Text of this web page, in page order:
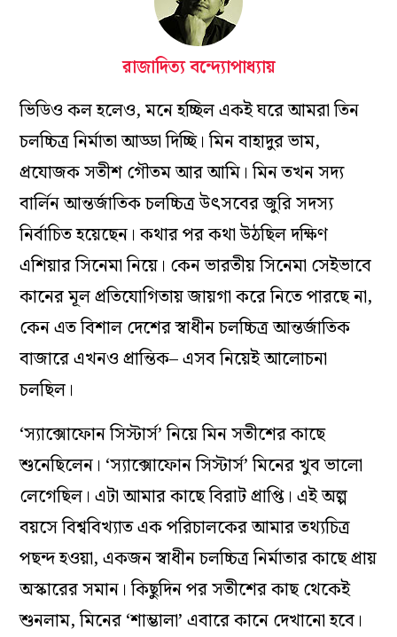
রাজাদিত্য বন্দ্যোপাধ্যায়
ভিডিও কল হলেও, মনে হচ্ছিল একই ঘরে আমরা তিন
চলচ্চিত্র নির্মাতা আড্ডা দিচ্ছি। মিন বাহাদুর ভাম,
প্রযোজক সতীশ গৌতম আর আমি। মিন তখন সদ্য
বার্লিন আন্তর্জাতিক চলচ্চিত্র উৎসবের জুরি সদস্য
নির্বাচিত হয়েছেন। কথার পর কথা উঠছিল দক্ষিণ
এশিয়ার সিনেমা নিয়ে। কেন ভারতীয় সিনেমা সেইভাবে
কানের মূল প্রতিযোগিতায় জায়গা করে নিতে পারছে না,
কেন এত বিশাল দেশের স্বাধীন চলচ্চিত্র আন্তর্জাতিক
বাজারে এখনও প্রান্তিক– এসব নিয়েই আলোচনা
চলছিল।
‘স্যাক্সোফোন সিস্টার্স’ নিয়ে মিন সতীশের কাছে
শুনেছিলেন। ‘স্যাক্সোফোন সিস্টার্স’ মিনের খুব ভালো
লেগেছিল। এটা আমার কাছে বিরাট প্রাপ্তি। এই অল্প
বয়সে বিশ্ববিখ্যাত এক পরিচালকের আমার তথ্যচিত্র
পছন্দ হওয়া, একজন স্বাধীন চলচ্চিত্র নির্মাতার কাছে প্রায়
অস্কারের সমান। কিছুদিন পর সতীশের কাছ থেকেই
শুনলাম, মিনের ‘শাম্ভালা’ এবারে কানে দেখানো হবে।